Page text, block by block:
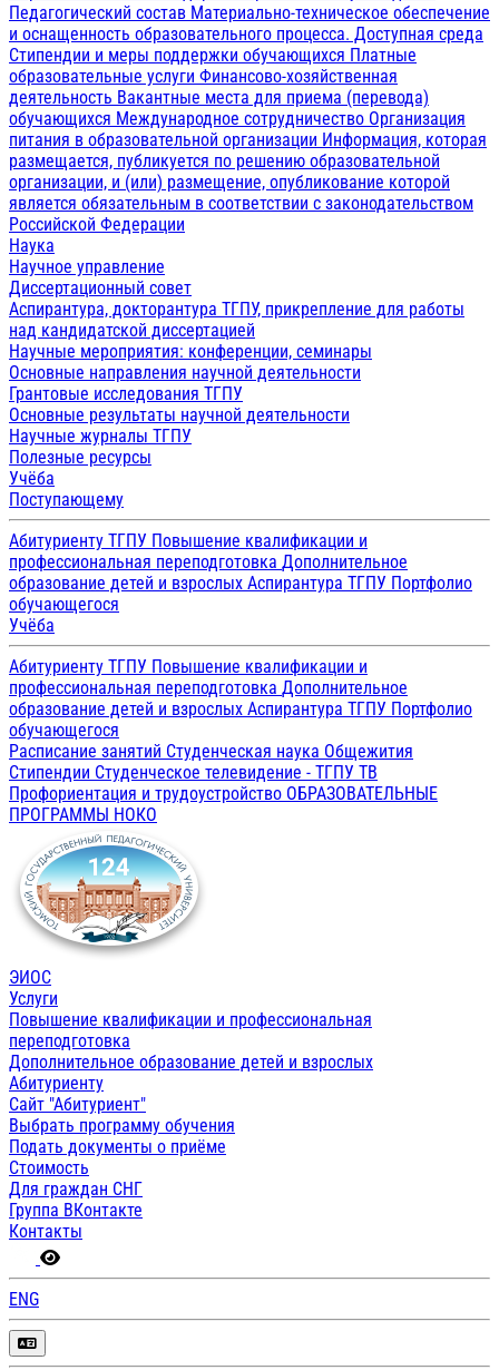
Педагогический состав Материально-техническое обеспечение
и оснащенность образовательного процесса. Доступная среда
Стипендии и меры поддержки обучающихся Платные
образовательные услуги Финансово-хозяйственная
деятельность Вакантные места для приема (перевода)
обучающихся Международное сотрудничество Организация
питания в образовательной организации Информация, которая
размещается, публикуется по решению образовательной
организации, и (или) размещение, опубликование которой
является обязательным в соответствии с законодательством
Российской Федерации
Наука
Научное управление
Диссертационный совет
Аспирантура, докторантура ТГПУ, прикрепление для работы
над кандидатской диссертацией
Научные мероприятия: конференции, семинары
Основные направления научной деятельности
Грантовые исследования ТГПУ
Основные результаты научной деятельности
Научные журналы ТГПУ
Полезные ресурсы
Учёба
Поступающему
Абитуриенту ТГПУ Повышение квалификации и
профессиональная переподготовка Дополнительное
образование детей и взрослых Аспирантура ТГПУ Портфолио
обучающегося
Учёба
Абитуриенту ТГПУ Повышение квалификации и
профессиональная переподготовка Дополнительное
образование детей и взрослых Аспирантура ТГПУ Портфолио
обучающегося
Расписание занятий Студенческая наука Общежития
Стипендии Студенческое телевидение - ТГПУ ТВ
Профориентация и трудоустройство ОБРАЗОВАТЕЛЬНЫЕ
ПРОГРАММЫ НОКО
ЭИОС
Услуги
Повышение квалификации и профессиональная
переподготовка
Дополнительное образование детей и взрослых
Абитуриенту
Сайт "Абитуриент"
Выбрать программу обучения
Подать документы о приёме
Стоимость
Для граждан СНГ
Группа ВКонтакте
Контакты
ENG